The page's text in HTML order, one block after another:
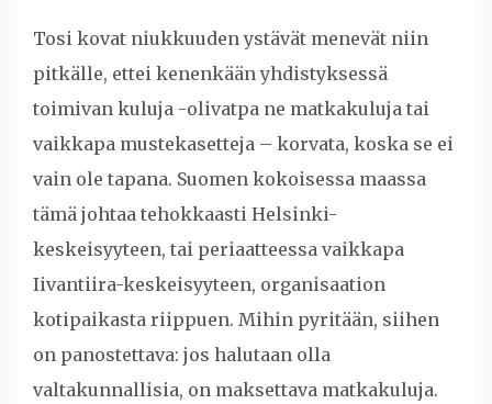
Tosi kovat niukkuuden ystävät menevät niin
pitkälle, ettei kenenkään yhdistyksessä
toimivan kuluja -olivatpa ne matkakuluja tai
vaikkapa mustekasetteja – korvata, koska se ei
vain ole tapana. Suomen kokoisessa maassa
tämä johtaa tehokkaasti Helsinki-
keskeisyyteen, tai periaatteessa vaikkapa
Iivantiira-keskeisyyteen, organisaation
kotipaikasta riippuen. Mihin pyritään, siihen
on panostettava: jos halutaan olla
valtakunnallisia, on maksettava matkakuluja.